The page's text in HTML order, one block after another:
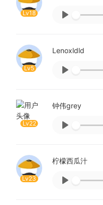
Lv18
Lv5
Lenoxldld
Lv22
钟伟grey
Lv23
柠檬西瓜汁